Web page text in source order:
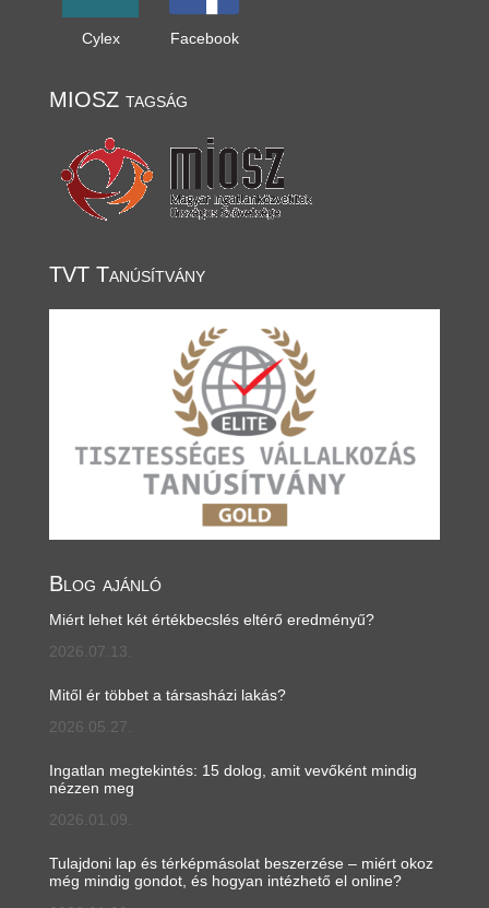
Cylex Facebook
MIOSZ tagság
TVT Tanúsítvány
Blog ajánló
Miért lehet két értékbecslés eltérő eredményű?
2026.07.13.
Mitől ér többet a társasházi lakás?
2026.05.27.
Ingatlan megtekintés: 15 dolog, amit vevőként mindig
nézzen meg
2026.01.09.
Tulajdoni lap és térképmásolat beszerzése – miért okoz
még mindig gondot, és hogyan intézhető el online?